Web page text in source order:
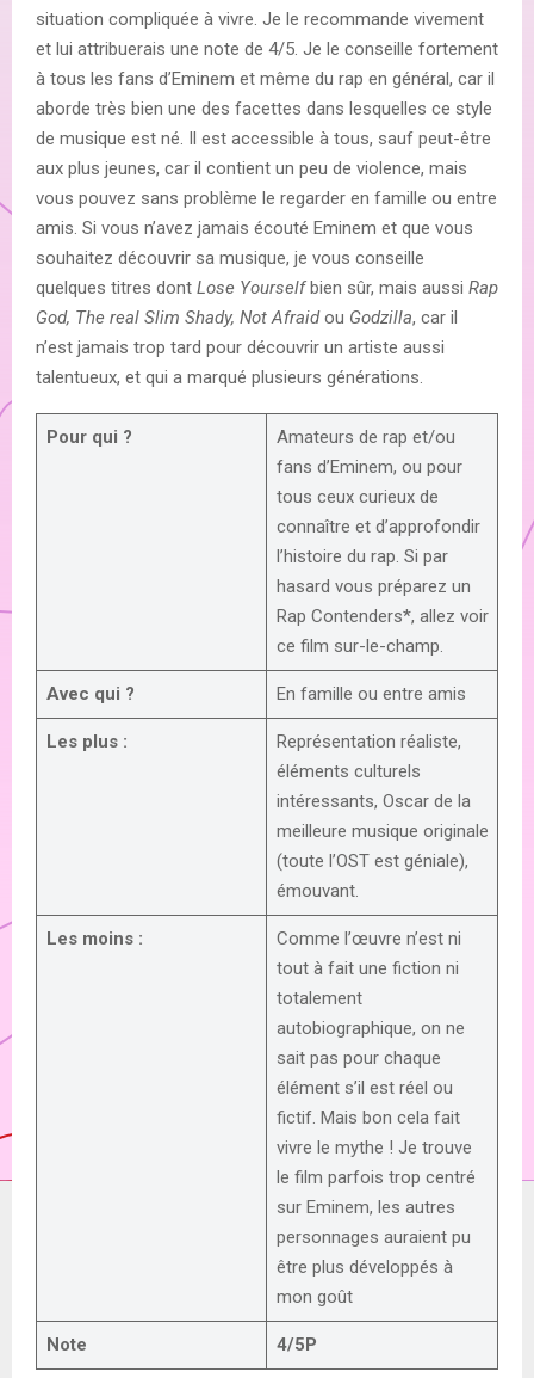
situation compliquée à vivre. Je le recommande vivement
et lui attribuerais une note de 4/5. Je le conseille fortement
à tous les fans d’Eminem et même du rap en général, car il
aborde très bien une des facettes dans lesquelles ce style
de musique est né. Il est accessible à tous, sauf peut-être
aux plus jeunes, car il contient un peu de violence, mais
vous pouvez sans problème le regarder en famille ou entre
amis. Si vous n’avez jamais écouté Eminem et que vous
souhaitez découvrir sa musique, je vous conseille
quelques titres dont Lose Yourselfbien sûr, mais aussi Rap
God, The real Slim Shady, Not Afraidou Godzilla, car il
n’est jamais trop tard pour découvrir un artiste aussi
talentueux, et qui a marqué plusieurs générations.
Pour qui ?
Amateurs de rap et/ou
fans d’Eminem, ou pour
tous ceux curieux de
connaître et d’approfondir
l’histoire du rap. Si par
hasard vous préparez un
Rap Contenders*, allez voir
ce film sur-le-champ.
Avec qui ? En famille ou entre amis
Les plus :
Représentation réaliste,
éléments culturels
intéressants, Oscar de la
meilleure musique originale
(toute l’OST est géniale),
émouvant.
Les moins :
Comme l’œuvre n’est ni
tout à fait une fiction ni
totalement
autobiographique, on ne
sait pas pour chaque
élément s’il est réel ou
fictif. Mais bon cela fait
vivre le mythe ! Je trouve
le film parfois trop centré
sur Eminem, les autres
personnages auraient pu
être plus développés à
mon goût
Note 4/5P